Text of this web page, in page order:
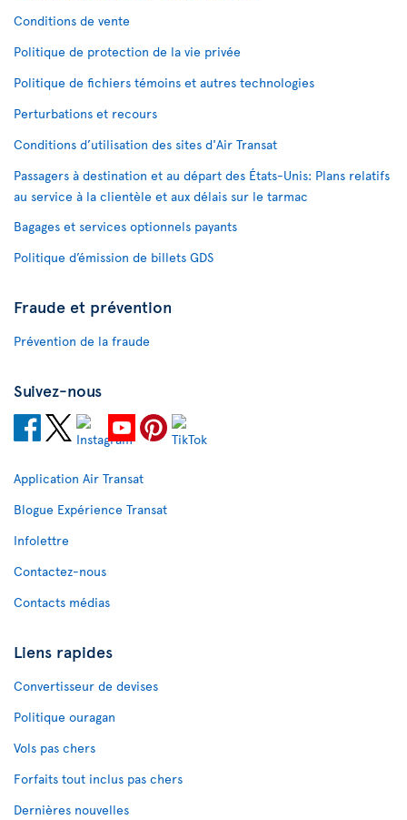
Conditions de vente
Politique de protection de la vie privée
Politique de fichiers témoins et autres technologies
Perturbations et recours
Conditions d’utilisation des sites d'Air Transat
Passagers à destination et au départ des États-Unis: Plans relatifs
au service à la clientèle et aux délais sur le tarmac
Bagages et services optionnels payants
Politique d’émission de billets GDS
Fraude et prévention
Prévention de la fraude
Suivez-nous
Application Air Transat
Blogue Expérience Transat
Infolettre
Contactez-nous
Contacts médias
Liens rapides
Convertisseur de devises
Politique ouragan
Vols pas chers
Forfaits tout inclus pas chers
Dernières nouvelles